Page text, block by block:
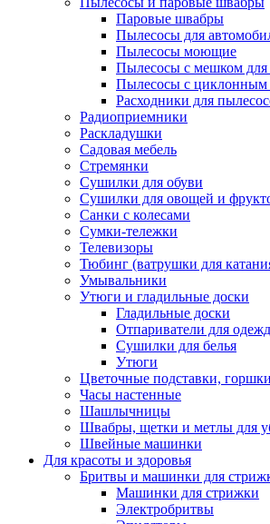
Паровые швабры
Пылесосы для
Пылесосы моющие
Пылесосы с мешком для
Пылесосы с циклонным
Расходники для
Радиоприемники
Раскладушки
Садовая мебель
Стремянки
Сушилки для обуви
Сушилки для овощей и
Санки с колесами
Сумки-тележки
Телевизоры
Тюбинг (ватрушки для
Умывальники
Утюги и гладильные доски
Гладильные доски
Отпариватели для
Сушилки для белья
Утюги
Цветочные подставки,
Часы настенные
Шашлычницы
Швабры, щетки и метлы для
Швейные машинки
Для красоты и здоровья
Бритвы и машинки для
Машинки для стрижки
Электробритвы